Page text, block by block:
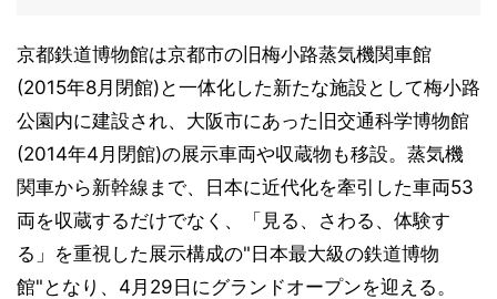
京都鉄道博物館は京都市の旧梅小路蒸気機関車館
(2015年8月閉館)と一体化した新たな施設として梅小路
公園内に建設され、大阪市にあった旧交通科学博物館
(2014年4月閉館)の展示車両や収蔵物も移設。蒸気機
関車から新幹線まで、日本に近代化を牽引した車両53
両を収蔵するだけでなく、「見る、さわる、体験す
る」を重視した展示構成の"日本最大級の鉄道博物
館"となり、4月29日にグランドオープンを迎える。